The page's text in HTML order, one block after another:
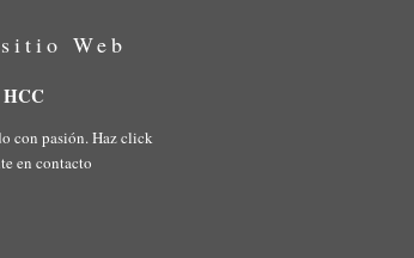
Web
con pasión. Haz click
en contacto